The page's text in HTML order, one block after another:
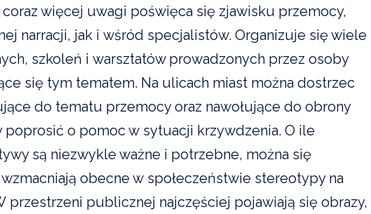
więcej uwagi poświęca się zjawisku przemocy,
narracji, jak i wśród specjalistów. Organizuje się wiele
szkoleń i warsztatów prowadzonych przez osoby
się tym tematem. Na ulicach miast można dostrzec
do tematu przemocy oraz nawołujące do obrony
o pomoc w sytuacji krzywdzenia. O ile
są niezwykle ważne i potrzebne, można się
wzmacniają obecne w społeczeństwie stereotypy na
przestrzeni publicznej najczęściej pojawiają się obrazy,